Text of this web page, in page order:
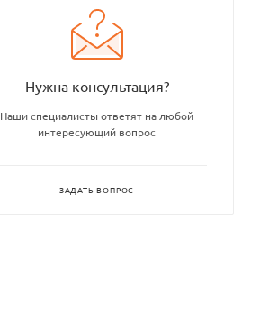
Нужна консультация?
Наши специалисты ответят на любой
интересующий вопрос
ЗАДАТЬ ВОПРОС